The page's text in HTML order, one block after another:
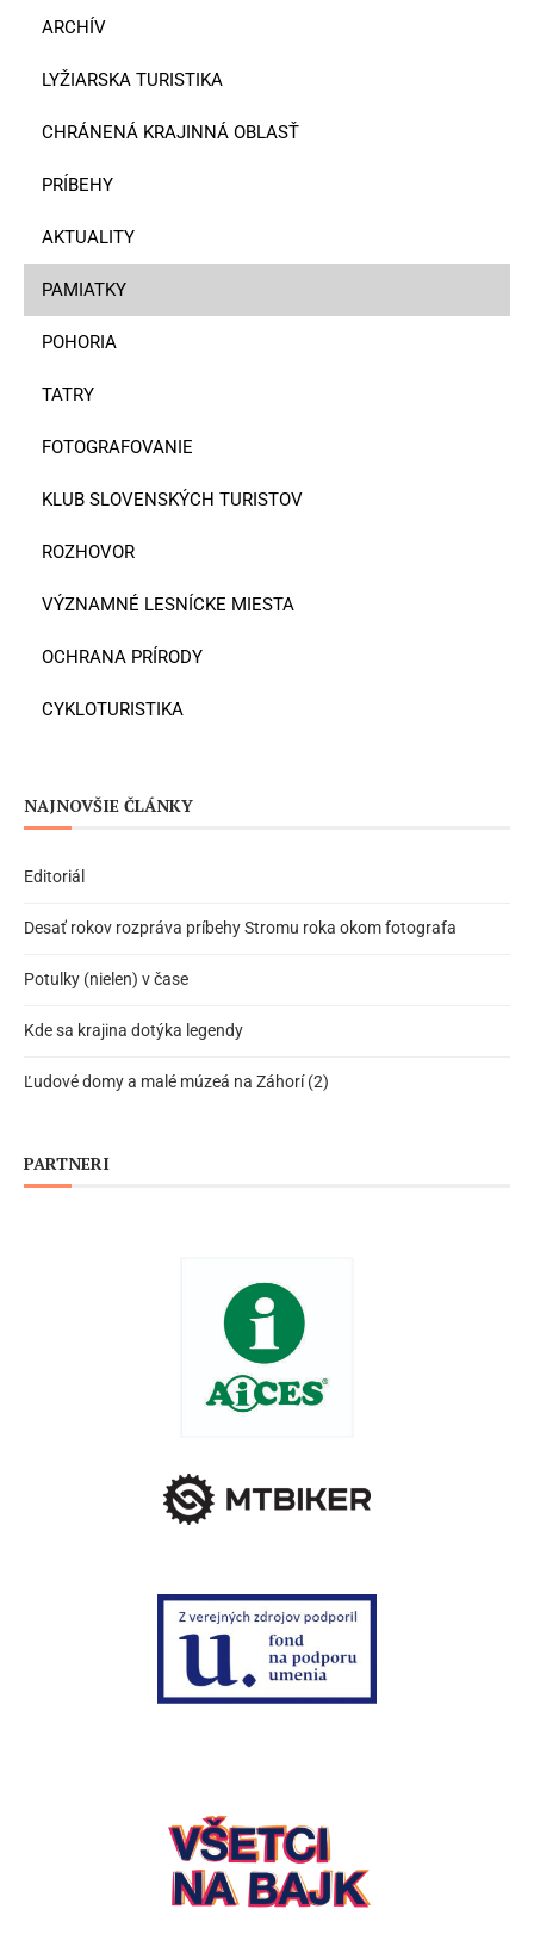
ARCHÍV
LYŽIARSKA TURISTIKA
CHRÁNENÁ KRAJINNÁ OBLASŤ
PRÍBEHY
AKTUALITY
PAMIATKY
POHORIA
TATRY
FOTOGRAFOVANIE
KLUB SLOVENSKÝCH TURISTOV
ROZHOVOR
VÝZNAMNÉ LESNÍCKE MIESTA
OCHRANA PRÍRODY
CYKLOTURISTIKA
NAJNOVŠIE ČLÁNKY
Editoriál
Desať rokov rozpráva príbehy Stromu roka okom fotografa
Potulky (nielen) v čase
Kde sa krajina dotýka legendy
Ľudové domy a malé múzeá na Záhorí (2)
PARTNERI